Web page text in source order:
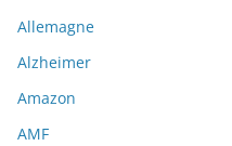
Allemagne
Alzheimer
Amazon
AMF